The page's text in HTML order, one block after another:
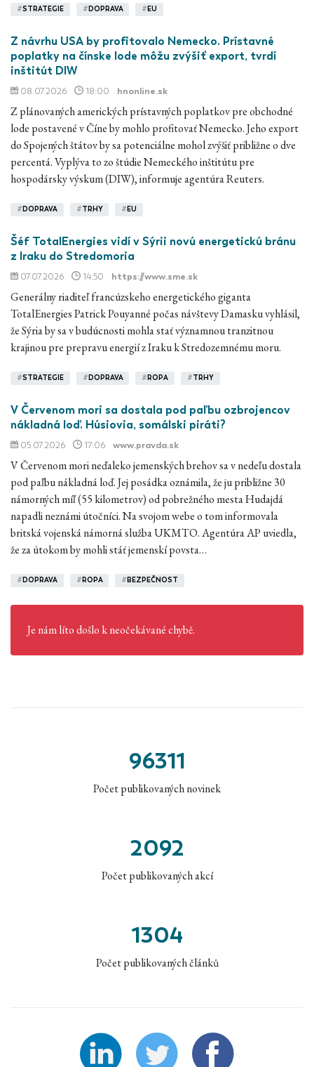
#STRATEGIE #DOPRAVA #EU
Z návrhu USA by profitovalo Nemecko. Prístavné
poplatky na čínske lode môžu zvýšiť export, tvrdí
inštitút DIW
08.07.2026 18:00 hnonline.sk
Z plánovaných amerických prístavných poplatkov pre obchodné
lode postavené v Číne by mohlo profitovať Nemecko. Jeho export
do Spojených štátov by sa potenciálne mohol zvýšiť približne o dve
percentá. Vyplýva to zo štúdie Nemeckého inštitútu pre
hospodársky výskum (DIW), informuje agentúra Reuters.
# DOPRAVA #TRHY # EU
Šéf TotalEnergies vidí v Sýrii novú energetickú bránu
z Iraku do Stredomoria
07.07.2026 14:50 https://www.sme.sk
Generálny riaditeľ francúzskeho energetického giganta
TotalEnergies Patrick Pouyanné počas návštevy Damasku vyhlásil,
že Sýria by sa v budúcnosti mohla stať významnou tranzitnou
krajinou pre prepravu energií z Iraku k Stredozemnému moru.
#STRATEGIE # DOPRAVA # ROPA #TRHY
V Červenom mori sa dostala pod paľbu ozbrojencov
nákladná loď. Húsiovia, somálski piráti?
05.07.2026 17:06 www.pravda.sk
V Červenom mori neďaleko jemenských brehov sa v nedeľu dostala
pod paľbu nákladná loď. Jej posádka oznámila, že ju približne 30
námorných míľ (55 kilometrov) od pobrežného mesta Hudajdá
napadli neznámi útočníci. Na svojom webe o tom informovala
britská vojenská námorná služba UKMTO. Agentúra AP uviedla,
že za útokom by mohli stáť jemenskí povsta…
# DOPRAVA # ROPA # BEZPEČNOST
Je nám líto došlo k neočekávané chybě.
96311
Počet publikovaných novinek
2092
Počet publikovaných akcí
1304
Počet publikovaných článků